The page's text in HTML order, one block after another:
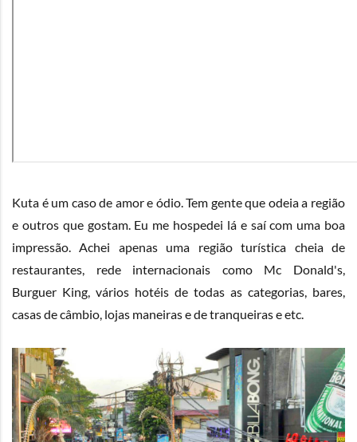
Kuta é um caso de amor e ódio. Tem gente que odeia a região
e outros que gostam. Eu me hospedei lá e saí com uma boa
impressão. Achei apenas uma região turística cheia de
restaurantes, rede internacionais como Mc Donald's,
Burguer King, vários hotéis de todas as categorias, bares,
casas de câmbio, lojas maneiras e de tranqueiras e etc.